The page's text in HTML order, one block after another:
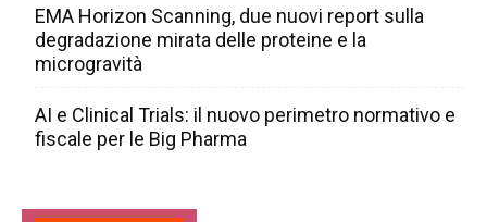
EMA Horizon Scanning, due nuovi report sulla
degradazione mirata delle proteine e la
microgravità
AI e Clinical Trials: il nuovo perimetro normativo e
fiscale per le Big Pharma